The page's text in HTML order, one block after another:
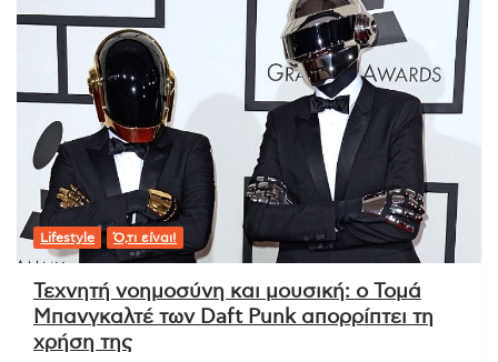
Lifestyle Ό,τι είναι!
Τεχνητή νοημοσύνη και μουσική: ο Τομά
Μπανγκαλτέ των Daft Punk απορρίπτει τη
χρήση της